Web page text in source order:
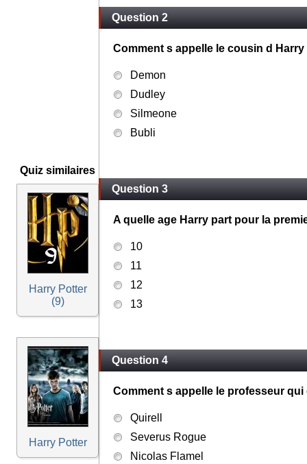
Quiz similaires
Harry Potter
(9)
Harry Potter
Question 2
Comment s appelle le cousin d
Demon
Dudley
Silmeone
Bubli
Question 3
A quelle age Harry part pour la
10
11
12
13
Question 4
Comment s appelle le professeur
Quirell
Severus Rogue
Nicolas Flamel